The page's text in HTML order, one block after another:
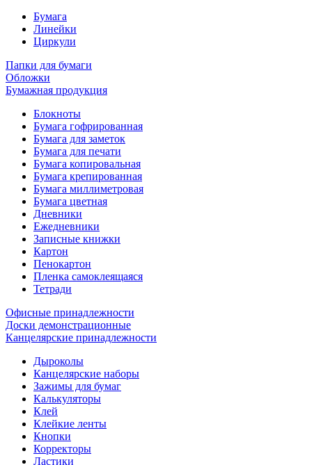
Бумага
Линейки
Циркули
Папки для бумаги
Обложки
Бумажная продукция
Блокноты
Бумага гофрированная
Бумага для заметок
Бумага для печати
Бумага копировальная
Бумага крепированная
Бумага миллиметровая
Бумага цветная
Дневники
Ежедневники
Записные книжки
Картон
Пенокартон
Пленка самоклеящаяся
Тетради
Офисные принадлежности
Доски демонстрационные
Канцелярские принадлежности
Дыроколы
Канцелярские наборы
Зажимы для бумаг
Калькуляторы
Клей
Клейкие ленты
Кнопки
Корректоры
Ластики